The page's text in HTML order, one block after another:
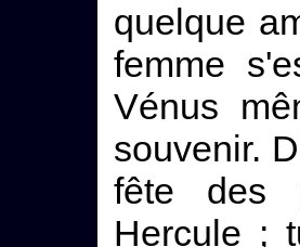
quelque
femme
Vénus
souvenir.
fête des
Hercule ;